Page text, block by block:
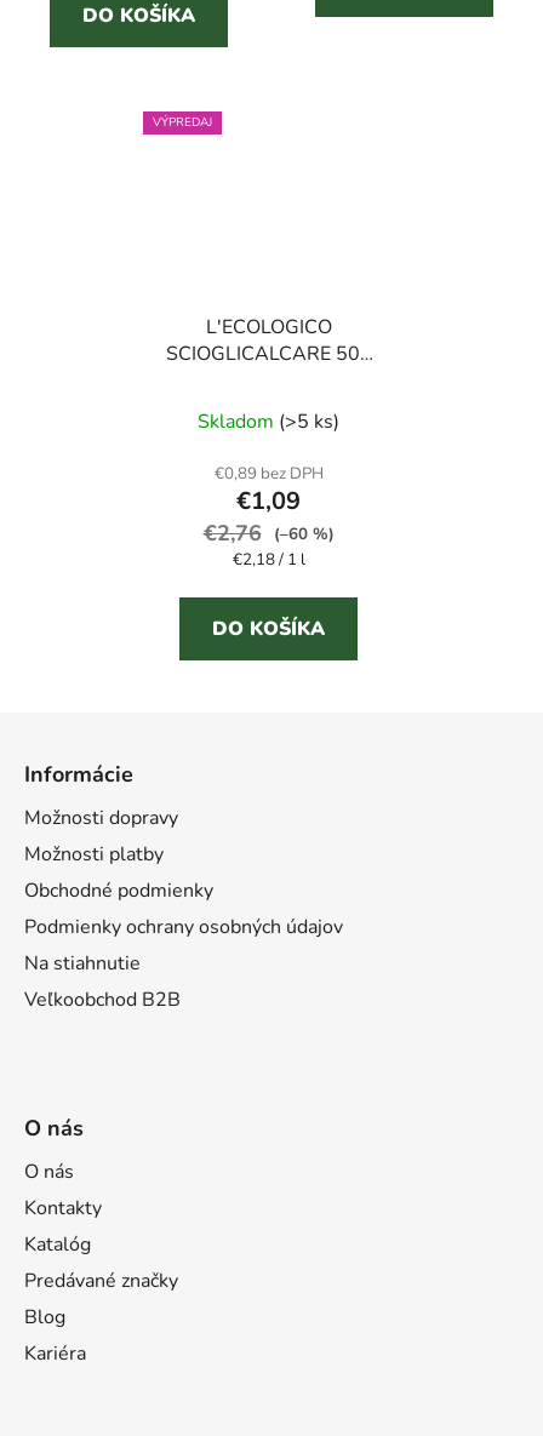
DO KOŠÍKA
VÝPREDAJ
L'ECOLOGICO
SCIOGLICALCARE 500
vodný kameň
Skladom (>5 ks)
€0,89 bez DPH
€1,09
€2,76
(–60 %)
Jednotková
€2,18 / 1 l
DO KOŠÍKA
Informácie
Možnosti dopravy
Možnosti platby
Obchodné podmienky
Podmienky ochrany osobných údajov
Na stiahnutie
Veľkoobchod B2B
O nás
O nás
Kontakty
Katalóg
Predávané značky
Blog
Kariéra